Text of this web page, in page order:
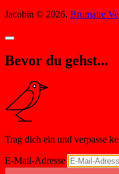
Jacobin © 2026. Brumaire
Bevor du gehst...
Trag dich ein und verpasse
E-Mail-Adresse